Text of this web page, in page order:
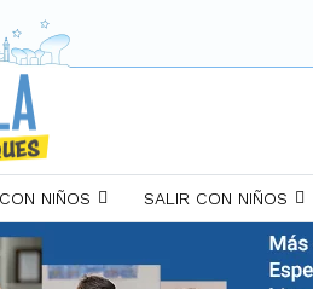
NIÑOS SALIR CON NIÑOS